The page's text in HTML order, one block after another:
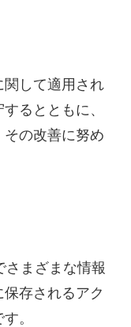
関して適用され
るとともに、
の改善に努め
さまざまな情報
存されるアク
。